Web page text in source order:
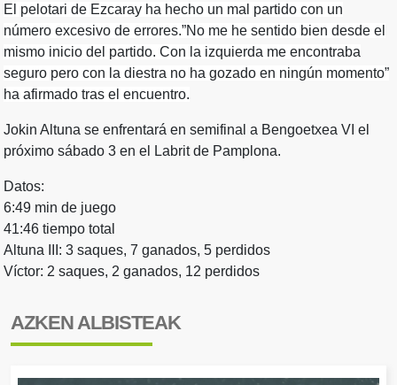
El pelotari de Ezcaray ha hecho un mal partido con un
número excesivo de errores.”No me he sentido bien desde el
mismo inicio del partido. Con la izquierda me encontraba
seguro pero con la diestra no ha gozado en ningún momento”
ha afirmado tras el encuentro.
Jokin Altuna se enfrentará en semifinal a Bengoetxea VI el
próximo sábado 3 en el Labrit de Pamplona.
Datos:
6:49 min de juego
41:46 tiempo total
Altuna III: 3 saques, 7 ganados, 5 perdidos
Víctor: 2 saques, 2 ganados, 12 perdidos
AZKEN ALBISTEAK